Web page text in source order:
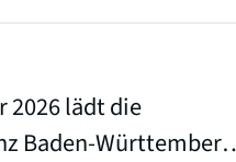
2026 lädt die
Baden-Württemberg